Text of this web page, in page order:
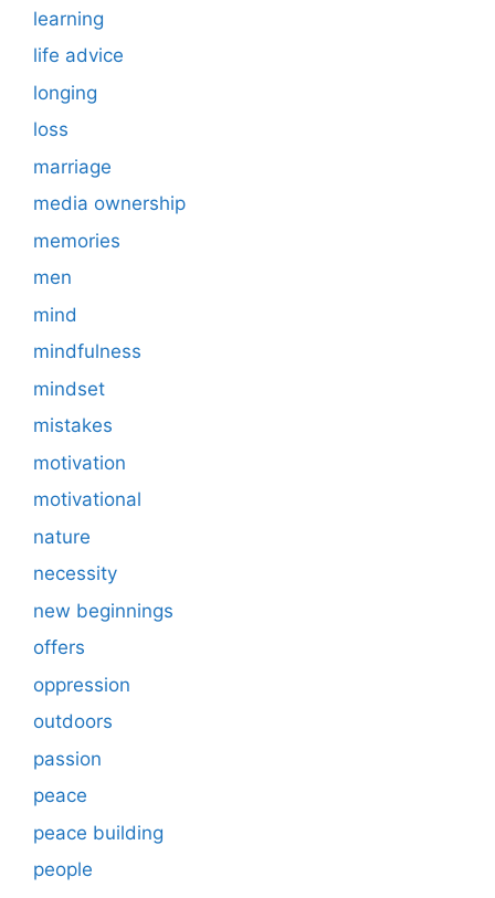
learning
life advice
longing
loss
marriage
media ownership
memories
men
mind
mindfulness
mindset
mistakes
motivation
motivational
nature
necessity
new beginnings
offers
oppression
outdoors
passion
peace
peace building
people